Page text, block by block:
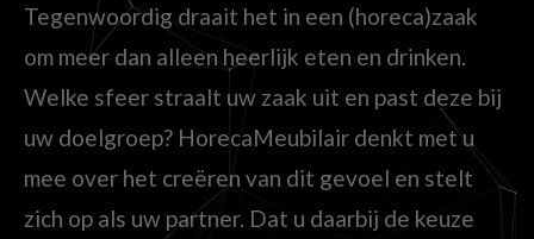
Tegenwoordig draait het in een (horeca)zaak
om meer dan alleen heerlijk eten en drinken.
Welke sfeer straalt uw zaak uit en past deze bij
uw doelgroep? HorecaMeubilair denkt met u
mee over het creëren van dit gevoel en stelt
zich op als uw partner. Dat u daarbij de keuze